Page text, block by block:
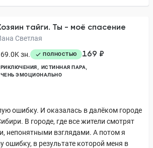
тайги. Ты - моё спасение
Светлая
зн.
ПОЛНОСТЬЮ 169 ₽
ИСТИННАЯ ПАРА
ЭМОЦИОНАЛЬНО
ошибку. И оказалась в далёком городе
В городе, где все жители смотрят
непонятными взглядами. А потом я
ошибку, в результате которой меня в